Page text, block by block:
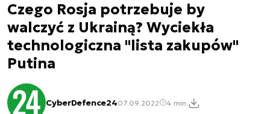
Czego Rosja potrzebuje by
walczyć z Ukrainą? Wyciekła
technologiczna "lista zakupów"
Putina
CyberDefence2407.09.2022 4 min.